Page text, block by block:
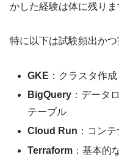
かした経験は体に残りま
特に以下は試験頻出かつ
GKE ：クラスタ作
BigQuery ：データ
テーブル
Cloud Run ：コン
Terraform ：基本